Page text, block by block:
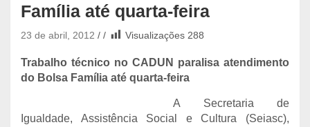
Família até quarta-feira
23 de abril, 2012 Visualizações 288
Trabalho técnico no CADUN paralisa atendimento
do Bolsa Família até quarta-feira
A Secretaria de
Igualdade, Assistência Social e Cultura (Seiasc),